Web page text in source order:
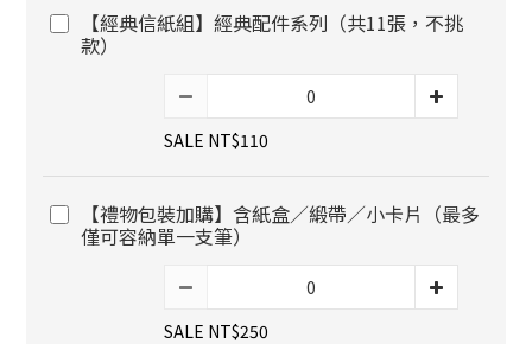
【經典信紙組】經典配件系列（共11張，不挑
款）
SALE NT$110
【禮物包裝加購】含紙盒／緞帶／小卡片（最多
僅可容納單一支筆）
SALE NT$250